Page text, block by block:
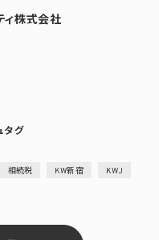
ィ株式会社
タグ
相続税 KW新宿 KWJ